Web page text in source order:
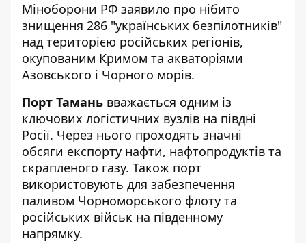
Міноборони РФ заявило про нібито
знищення 286 "українських безпілотників"
над територією російських регіонів,
окупованим Кримом та акваторіями
Азовського і Чорного морів.
Порт Тамань вважається одним із
ключових логістичних вузлів на півдні
Росії. Через нього проходять значні
обсяги експорту нафти, нафтопродуктів та
скрапленого газу. Також порт
використовують для забезпечення
паливом Чорноморського флоту та
російських військ на південному
напрямку.